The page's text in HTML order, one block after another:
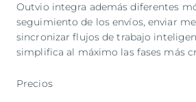
Outvio integra además diferentes
seguimiento de los envíos, enviar
sincronizar flujos de trabajo
simplifica al máximo las fases más
Precios